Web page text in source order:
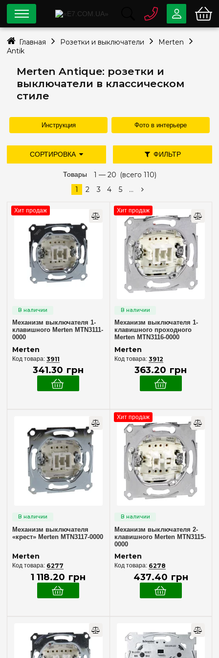
Merten Antique: розетки и
выключатели в классическом
стиле
СОРТИРОВКА ФИЛЬТР
Тип установки
Внутренний(66)
Серия
D-Life
M-Elegance(54)
M-Pure Decor
M-Smart
System M (54)
System Design
Рамка на 1 место(1)
Рамка на 2 места
Рамка на 3 места
Рамка на 4 места
Рамка на 5 мест
Глянцевый(36)
Матовый
Цвет
Алюминий(1)
Античная латунь
Блестящая латунь
Коричневый(9)
Инструкция Фото в интерьере
дороже
новые поступления
Товары 1 — 20 (всего 110)
1
2 3 4 5 ...
Хит продаж
Механизм выключателя 1-
клавишного Merten MTN3111-
0000
Merten
3911
341.30 грн
Хит продаж
Механизм выключателя 1-
клавишного проходного
Merten MTN3116-0000
Merten
3912
363.20 грн
Механизм выключателя
«крест» Merten MTN3117-0000
Merten
6277
1 118.20 грн
Хит продаж
Механизм выключателя 2-
клавишного Merten MTN3115-
0000
Merten
6278
437.40 грн
0 80033-63-07
044334-79-78
Viber Telegram
Главная Розетки и выключатели
Merten
Antik